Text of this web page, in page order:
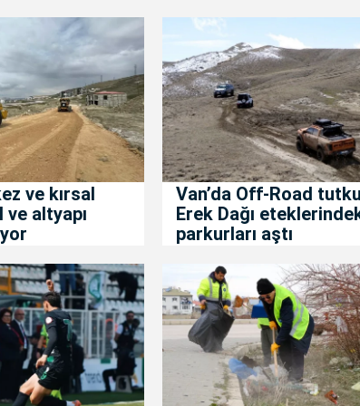
ve kırsal
altyapı
Van’da Off-Road
Erek Dağı
parkurları aştı